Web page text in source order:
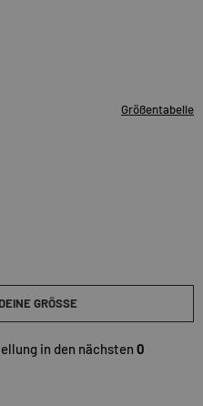
Größentabelle
GRÖSSE
in den nächsten 0